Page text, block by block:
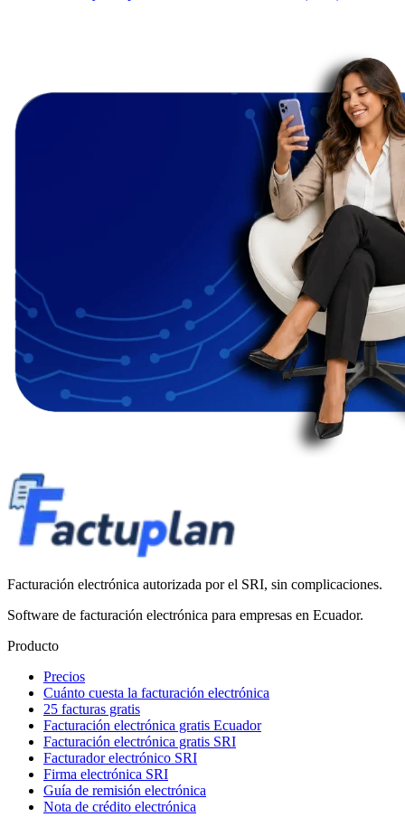
Facturación electrónica autorizada por el SRI, sin complicaciones.
Software de facturación electrónica para empresas en Ecuador.
Producto
Precios
Cuánto cuesta la facturación electrónica
25 facturas gratis
Facturación electrónica gratis Ecuador
Facturación electrónica gratis SRI
Facturador electrónico SRI
Firma electrónica SRI
Guía de remisión electrónica
Nota de crédito electrónica